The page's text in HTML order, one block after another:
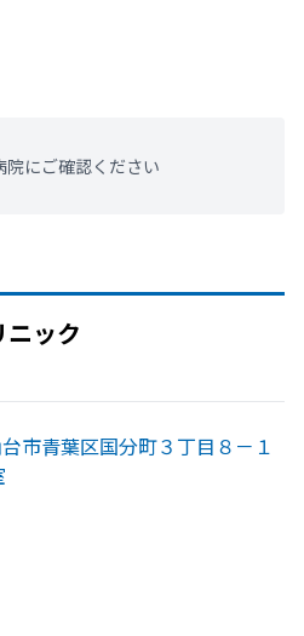
院にご確認ください
ニック
市青葉区国分町３丁目８－１